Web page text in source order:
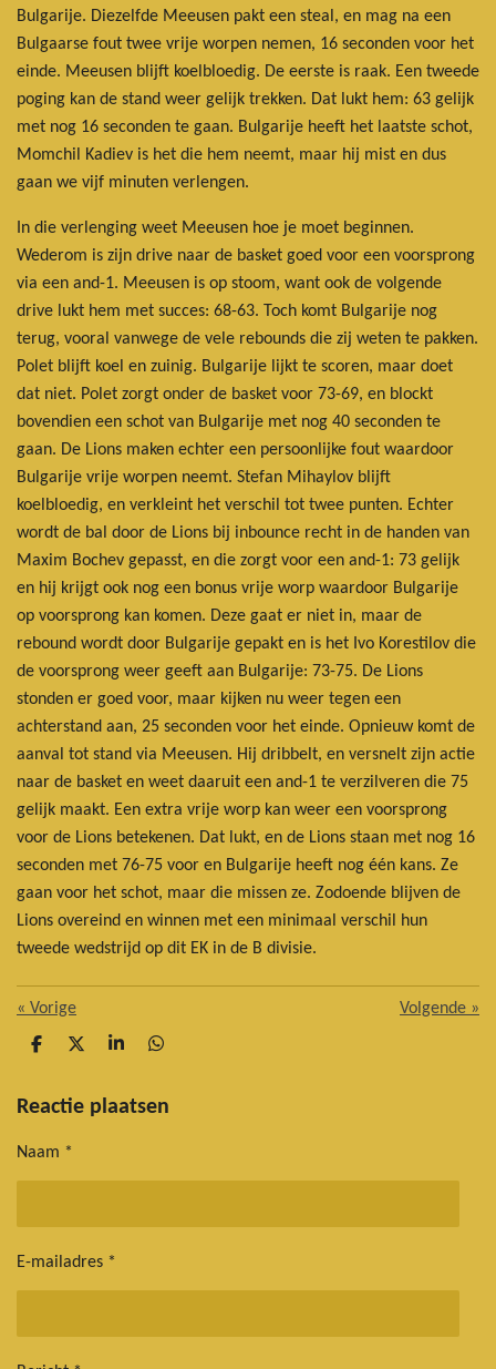
Bulgarije. Diezelfde Meeusen pakt een steal, en mag na een
Bulgaarse fout twee vrije worpen nemen, 16 seconden voor het
einde. Meeusen blijft koelbloedig. De eerste is raak. Een tweede
poging kan de stand weer gelijk trekken. Dat lukt hem: 63 gelijk
met nog 16 seconden te gaan. Bulgarije heeft het laatste schot,
Momchil Kadiev is het die hem neemt, maar hij mist en dus
gaan we vijf minuten verlengen.
In die verlenging weet Meeusen hoe je moet beginnen.
Wederom is zijn drive naar de basket goed voor een voorsprong
via een and-1. Meeusen is op stoom, want ook de volgende
drive lukt hem met succes: 68-63. Toch komt Bulgarije nog
terug, vooral vanwege de vele rebounds die zij weten te pakken.
Polet blijft koel en zuinig. Bulgarije lijkt te scoren, maar doet
dat niet. Polet zorgt onder de basket voor 73-69, en blockt
bovendien een schot van Bulgarije met nog 40 seconden te
gaan. De Lions maken echter een persoonlijke fout waardoor
Bulgarije vrije worpen neemt. Stefan Mihaylov blijft
koelbloedig, en verkleint het verschil tot twee punten. Echter
wordt de bal door de Lions bij inbounce recht in de handen van
Maxim Bochev gepasst, en die zorgt voor een and-1: 73 gelijk
en hij krijgt ook nog een bonus vrije worp waardoor Bulgarije
op voorsprong kan komen. Deze gaat er niet in, maar de
rebound wordt door Bulgarije gepakt en is het Ivo Korestilov die
de voorsprong weer geeft aan Bulgarije: 73-75. De Lions
stonden er goed voor, maar kijken nu weer tegen een
achterstand aan, 25 seconden voor het einde. Opnieuw komt de
aanval tot stand via Meeusen. Hij dribbelt, en versnelt zijn actie
naar de basket en weet daaruit een and-1 te verzilveren die 75
gelijk maakt. Een extra vrije worp kan weer een voorsprong
voor de Lions betekenen. Dat lukt, en de Lions staan met nog 16
seconden met 76-75 voor en Bulgarije heeft nog één kans. Ze
gaan voor het schot, maar die missen ze. Zodoende blijven de
Lions overeind en winnen met een minimaal verschil hun
tweede wedstrijd op dit EK in de B divisie.
« Vorige Volgende »
D
e
D
l
S
r
D
e
Reactie plaatsen
Naam *
E-mailadres *